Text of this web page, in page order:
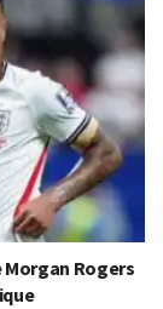
Rogers